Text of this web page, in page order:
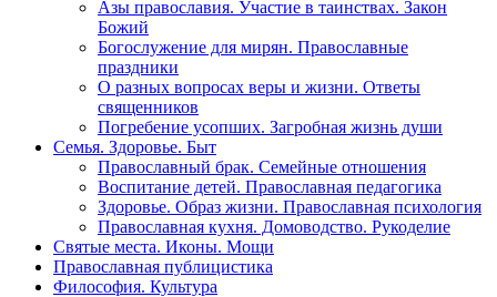
Азы православия. Участие в таинствах. Закон
Божий
Богослужение для мирян. Православные
праздники
О разных вопросах веры и жизни. Ответы
священников
Погребение усопших. Загробная жизнь души
Семья. Здоровье. Быт
Православный брак. Семейные отношения
Воспитание детей. Православная педагогика
Здоровье. Образ жизни. Православная психология
Православная кухня. Домоводство. Рукоделие
Святые места. Иконы. Мощи
Православная публицистика
Философия. Культура